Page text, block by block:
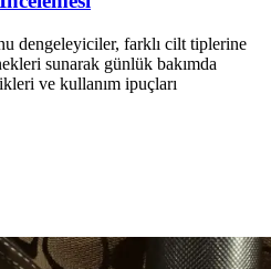
dengeleyiciler, farklı cilt tiplerine
sunarak günlük bakımda
ve kullanım ipuçları